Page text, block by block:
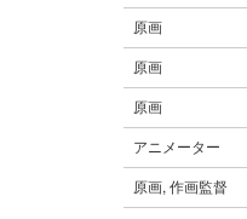
原画
原画
原画
アニメーター
原画, 作画監督